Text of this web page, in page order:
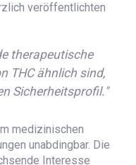
veröffentlichten
therapeutische
THC ähnlich sind,
Sicherheitsprofil."
medizinischen
unabdingbar. Die
Interesse